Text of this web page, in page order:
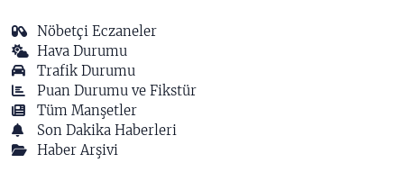
Nöbetçi Eczaneler
Hava Durumu
Trafik Durumu
Puan Durumu ve Fikstür
Tüm Manşetler
Son Dakika Haberleri
Haber Arşivi